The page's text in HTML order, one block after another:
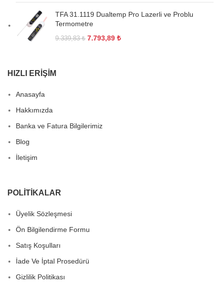
TFA 31.1119 Dualtemp Pro Lazerli ve Problu
Termometre
9.339,83₺ 7.793,89 ₺
HIZLI ERIŞIM
Anasayfa
Hakkımızda
Banka ve Fatura Bilgilerimiz
Blog
İletişim
POLITIKALAR
Üyelik Sözleşmesi
Ön Bilgilendirme Formu
Satış Koşulları
İade Ve İptal Prosedürü
Gizlilik Politikası